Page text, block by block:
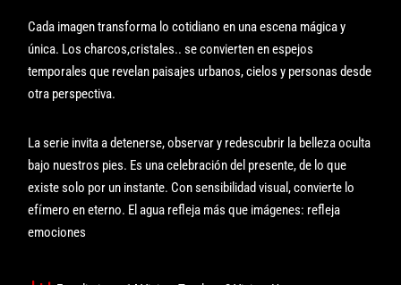
Cada imagen transforma lo cotidiano en una escena mágica y
única. Los charcos,cristales.. se convierten en espejos
temporales que revelan paisajes urbanos, cielos y personas desde
otra perspectiva.
La serie invita a detenerse, observar y redescubrir la belleza oculta
bajo nuestros pies. Es una celebración del presente, de lo que
existe solo por un instante. Con sensibilidad visual, convierte lo
efímero en eterno. El agua refleja más que imágenes: refleja
emociones